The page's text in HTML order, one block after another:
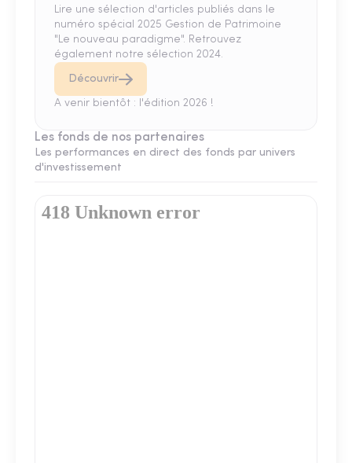
Lire une sélection d'articles publiés dans le
numéro spécial 2025 Gestion de Patrimoine
"Le nouveau paradigme". Retrouvez
également notre sélection 2024.
Découvrir
A venir bientôt : l'édition 2026 !
Les fonds de nos partenaires
Les performances en direct des fonds par univers
d'investissement